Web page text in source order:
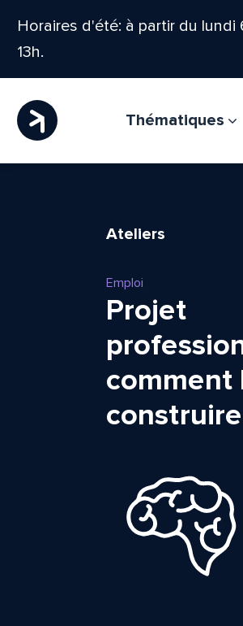
Horaires d'été: à partir du
13h.
Thématiques
Ateliers
Emploi
Projet
comment